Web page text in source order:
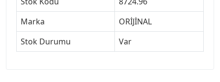
Marka
ORİJİNAL
Stok Durumu
Var